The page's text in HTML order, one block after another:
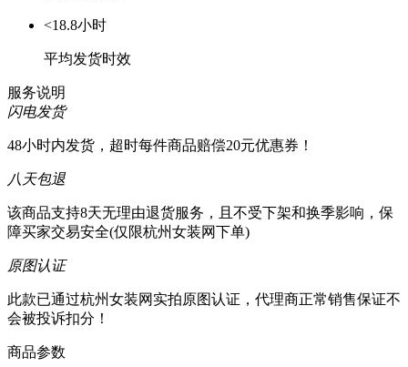
<18.8小时
平均发货时效
服务说明
闪电发货
48小时内发货，超时每件商品赔偿20元优惠券！
八天包退
该商品支持8天无理由退货服务，且不受下架和换季影响，保
障买家交易安全(仅限杭州女装网下单)
原图认证
此款已通过杭州女装网实拍原图认证，代理商正常销售保证不
会被投诉扣分！
商品参数